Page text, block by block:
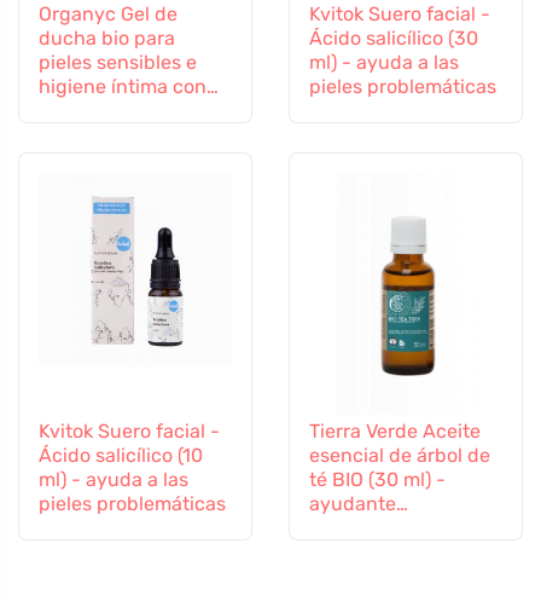
Organyc Gel de
ducha bio para
pieles sensibles e
higiene íntima con
Kvitok Suero facial -
Ácido salicílico (30
ml) - ayuda a las
pieles problemáticas
Kvitok Suero facial -
Ácido salicílico (10
ml) - ayuda a las
pieles problemáticas
Tierra Verde Aceite
esencial de árbol de
té BIO (30 ml) -
ayudante